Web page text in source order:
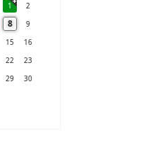
1
2
8
9
15
16
22
23
29
30